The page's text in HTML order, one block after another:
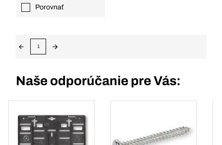
Porovnať
1
Naše odporúčanie pre Vás: